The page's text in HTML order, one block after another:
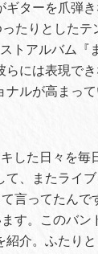
ターを爪弾
たりとしたテ
トアルバム『
には表現で
ルが高まっ
した日々を毎
、またライ
言ってたんで
す。このバ
介。ふたり